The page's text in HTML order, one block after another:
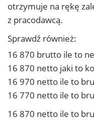
otrzymuje na rękę
z pracodawcą.
Sprawdź również:
16 870 brutto ile to
16 870 netto jaki to
16 970 netto ile to
16 770 netto ile to
16 870 netto ile to